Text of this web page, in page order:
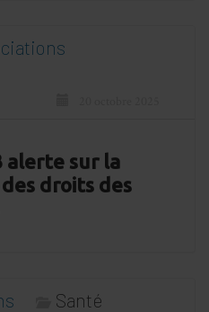
alerte sur la
droits des
Santé